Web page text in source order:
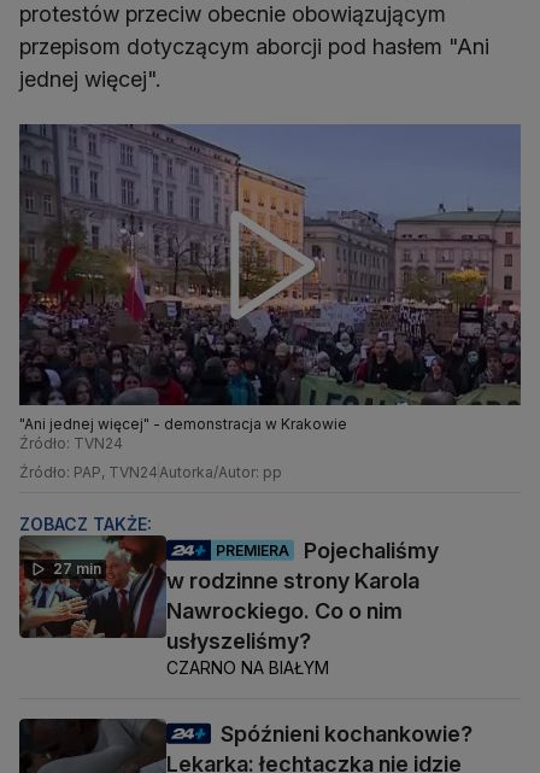
protestów przeciw obecnie obowiązującym
przepisom dotyczącym aborcji pod hasłem "Ani
jednej więcej".
"Ani jednej więcej" - demonstracja w Krakowie
Źródło: TVN24
Źródło: PAP, TVN24Autorka/Autor: pp
ZOBACZ TAKŻE:
27 min
PREMIERA
Pojechaliśmy
w rodzinne strony Karola
Nawrockiego. Co o nim
usłyszeliśmy?
CZARNO NA BIAŁYM
Spóźnieni kochankowie?
Lekarka: łechtaczka nie idzie